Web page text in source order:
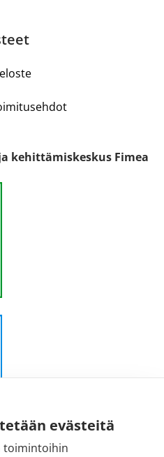
evästeitä
toimintoihin
kehittämiskeskus Fimea